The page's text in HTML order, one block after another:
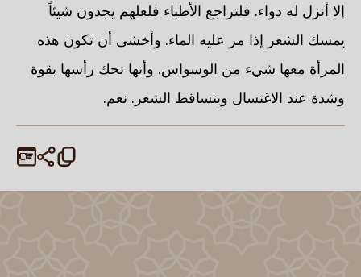
إلا أنزل له دواء. فلتراجع الأطباء فلعلهم يجدون شيئاً
يمسك الشعر إذا مر عليه الماء. وأخشى أن تكون هذه
المرأة معها شيء من الوسواس. وأنها تحك رأسها بقوة
وشدة عند الاغتسال ويتساقط الشعر. نعم.